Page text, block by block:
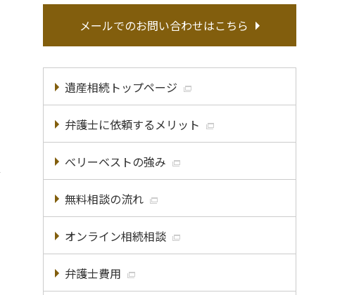
メールでのお問い合わせはこちら
遺産相続トップページ
弁護士に依頼するメリット
べリーベストの強み
無料相談の流れ
オンライン相続相談
弁護士費用